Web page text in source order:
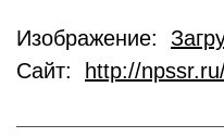
Изображение:
Сайт:
http://